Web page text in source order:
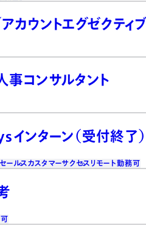
カウントエグゼクティブ
事コンサルタント
ンターン（受付終了）
セールスカスタマーサクセス リモート勤務可
可